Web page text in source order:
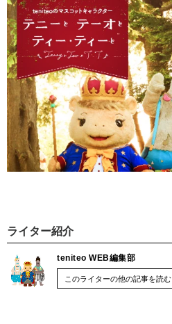
ライター紹介
teniteo WEB編集部
このライターの他の記事を読む